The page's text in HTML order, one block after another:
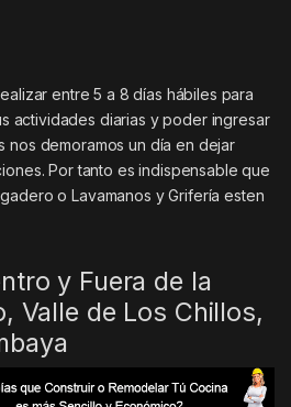
entre 5 a 8 días hábiles para
actividades diarias y poder ingresar
nos demoramos un día en dejar
Por tanto es indispensable que
o Lavamanos y Grifería esten
y Fuera de la
Valle de Los Chillos,